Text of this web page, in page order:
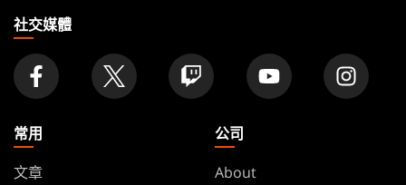
家
社交媒體
常用
文章
公司
About